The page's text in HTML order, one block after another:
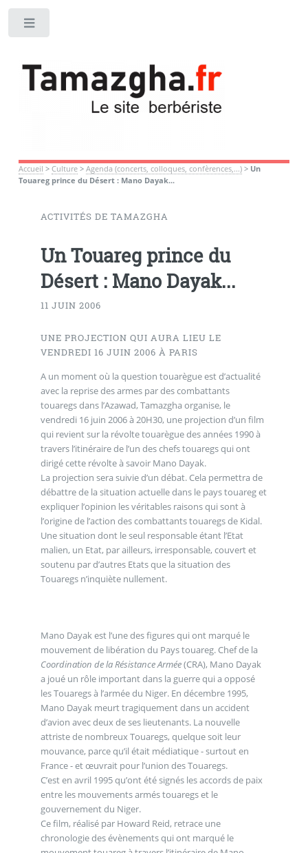
Accueil > Culture> Agenda (concerts, colloques, confèrences,...)> Un
Touareg prince du Désert : Mano Dayak...
ACTIVITÉS DE TAMAZGHA
Un Touareg prince du
Désert : Mano Dayak...
11 JUIN 2006
UNE PROJECTION QUI AURA LIEU LE
VENDREDI 16 JUIN 2006 À PARIS
A un moment où la question touarègue est d’actualité
avec la reprise des armes par des combattants
touaregs dans l’Azawad, Tamazgha organise, le
vendredi 16 juin 2006 à 20H30, une projection d’un film
qui revient sur la révolte touarègue des années 1990 à
travers l’itinéraire de l’un des chefs touaregs qui ont
dirigé cette révolte à savoir Mano Dayak.
La projection sera suivie d’un débat. Cela permettra de
débattre de la situation actuelle dans le pays touareg et
expliquer l’opinion les véritables raisons qui sont à
l’origine de l’action des combattants touaregs de Kidal.
Une situation dont le seul responsable étant l’Etat
malien, un Etat, par ailleurs, irresponsable, couvert et
soutenu par d’autres Etats que la situation des
Touaregs n’inquiète nullement.
Mano Dayak est l’une des figures qui ont marqué le
mouvement de libération du Pays touareg. Chef de la
Coordination de la Résistance Armée(CRA), Mano Dayak
a joué un rôle important dans la guerre qui a opposé
les Touaregs à l’armée du Niger. En décembre 1995,
Mano Dayak meurt tragiquement dans un accident
d’avion avec deux de ses lieutenants. La nouvelle
attriste de nombreux Touaregs, quelque soit leur
mouvance, parce qu’il était médiatique - surtout en
France - et œuvrait pour l’union des Touaregs.
C’est en avril 1995 qu’ont été signés les accords de paix
entre les mouvements armés touaregs et le
gouvernement du Niger.
Ce film, réalisé par Howard Reid, retrace une
chronologie des évènements qui ont marqué le